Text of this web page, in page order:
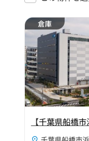
倉庫